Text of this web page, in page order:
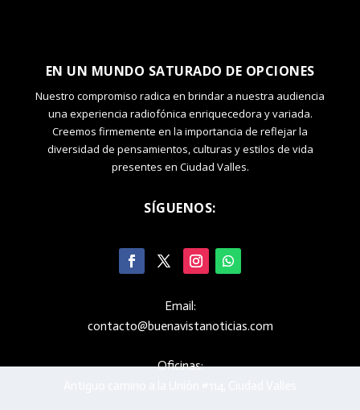
EN UN MUNDO SATURADO DE OPCIONES
Nuestro compromiso radica en brindar a nuestra audiencia
una experiencia radiofónica enriquecedora y variada.
Creemos firmemente en la importancia de reflejar la
diversidad de pensamientos, culturas y estilos de vida
presentes en Ciudad Valles.
SÍGUENOS:
Email:
contacto@buenavistanoticias.com
Oficinas: